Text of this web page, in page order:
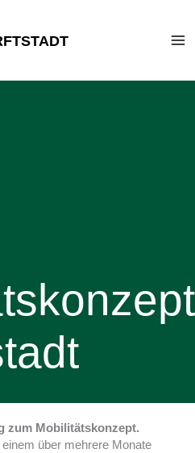
zum Mobilitätskonzept.
über mehrere Monate